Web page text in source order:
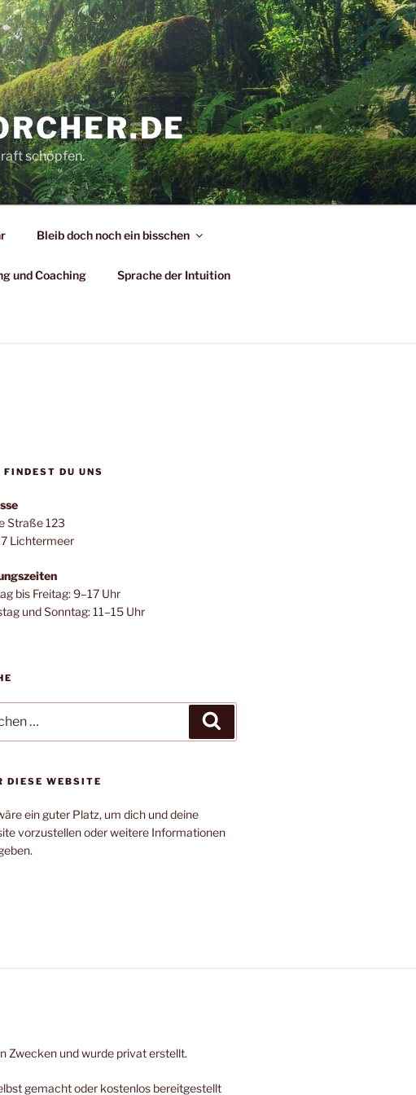
schöpfen.
Bleib doch noch ein bisschen
und Coaching Sprache der Intuition
FINDEST DU UNS
Straße 123
Lichtermeer
bis Freitag: 9–17 Uhr
und Sonntag: 11–15 Uhr
DIESE WEBSITE
ein guter Platz, um dich und deine
vorzustellen oder weitere Informationen
Zwecken und wurde privat erstellt.
gemacht oder kostenlos bereitgestellt